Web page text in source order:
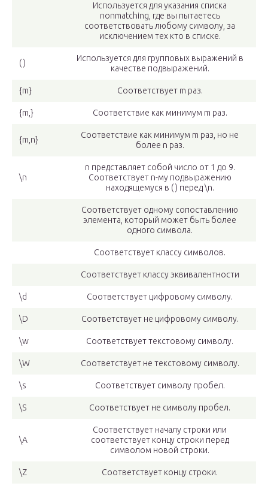
Используется для указания списка
nonmatching, где вы пытаетесь
соответствовать любому символу, за
исключением тех кто в списке.
( )
Используется для групповых выражений в
качестве подвыражений.
{m} Соответствует m раз.
{m,} Соответствие как минимум m раз.
{m,n}
Соответствие как минимум m раз, но не
более n раз.
\n
n представляет собой число от 1 до 9.
Соответствует n-му подвыражению
находящемуся в ( ) перед \n.
Соответствует одному сопоставлению
элемента, который может быть более
одного символа.
Соответствует классу символов.
Соответствует классу эквивалентности
\d Соответствует цифровому символу.
\D Соответствует не цифровому символу.
\w Соответствует текстовому символу.
\W Соответствует не текстовому символу.
\s Соответствует символу пробел.
\S Соответствует не символу пробел.
\A
Соответствует началу строки или
соответствует концу строки перед
символом новой строки.
\Z Соответствует концу строки.